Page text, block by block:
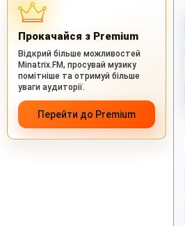
Прокачайся з Premium
Відкрий більше можливостей
Minatrix.FM, просувай музику
помітніше та отримуй більше
уваги аудиторії.
Перейти до Premium